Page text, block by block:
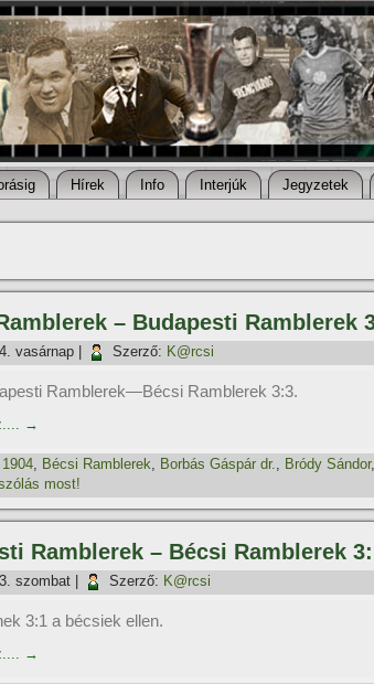
Hí­rek Info Interjúk Jegyzetek
– Budapesti Ramblerek
vasárnap Szerző: K@rcsi
Ramblerek—Bécsi Ramblerek 3:3.
→
1904, Bécsi Ramblerek, Borbás Gáspár dr., Bródy Sándor,
most!
Ramblerek – Bécsi Ramblerek
szombat Szerző: K@rcsi
3:1 a bécsiek ellen.
→